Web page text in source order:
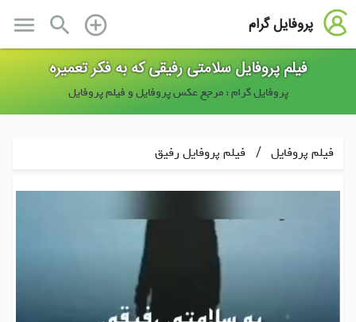
پروفایل گرام add_circle_outline
search
menu
فیلم پروفایل سلامتی رفیقی که به فکر تعمیره
پروفایل گرام : مرجع عکس پروفایل و فیلم پروفایل
فیلم پروفایل / فیلم پروفایل رفیق